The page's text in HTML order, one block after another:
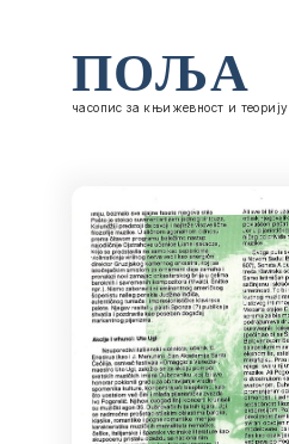
ПОЉА
часопис за књижевност и теорију